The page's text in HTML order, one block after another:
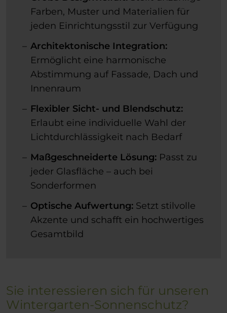
Farben, Muster und Materialien für
jeden Einrichtungsstil zur Verfügung
Architektonische Integration:
Ermöglicht eine harmonische
Abstimmung auf Fassade, Dach und
Innenraum
Flexibler Sicht- und Blendschutz:
Erlaubt eine individuelle Wahl der
Lichtdurchlässigkeit nach Bedarf
Maßgeschneiderte Lösung: Passt zu
jeder Glasfläche – auch bei
Sonderformen
Optische Aufwertung: Setzt stilvolle
Akzente und schafft ein hochwertiges
Gesamtbild
Sie interessieren sich für unseren
Wintergarten-Sonnenschutz?